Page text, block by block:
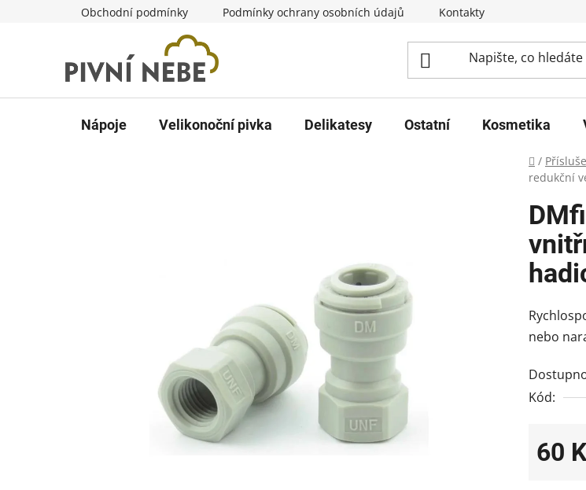
Obchodní podmínky Podmínky ochrany osobních údajů Kontakty
Nápoje Velikonoční pivka Delikatesy Ostatní Kosmetika
Domů
/
redukční
nebo
Kód:
60
Měrná